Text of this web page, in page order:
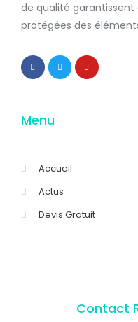
de qualité garantissent
protégées des
Menu
Accueil
Actus
Devis Gratuit
Contact